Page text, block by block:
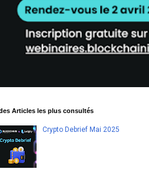
Articles les plus consultés
Crypto Debrief Mai 2025